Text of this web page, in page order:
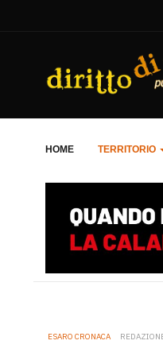
HOME TERRITORIO
ESARO CRONACA